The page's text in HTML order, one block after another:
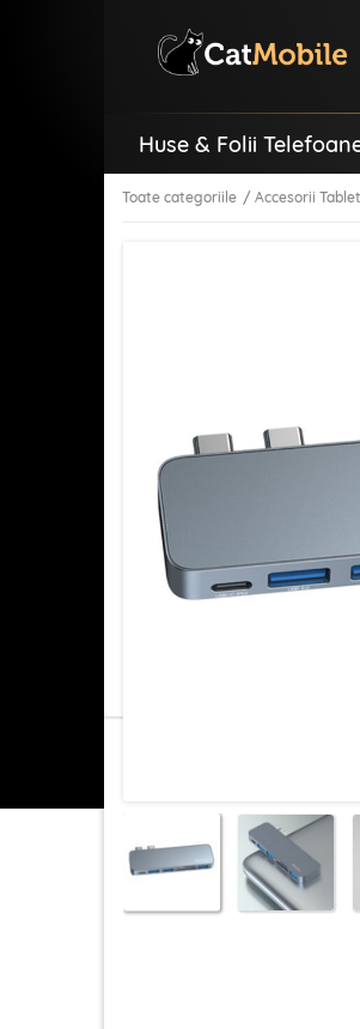
Huse & Folii
Toate categoriile Accesorii